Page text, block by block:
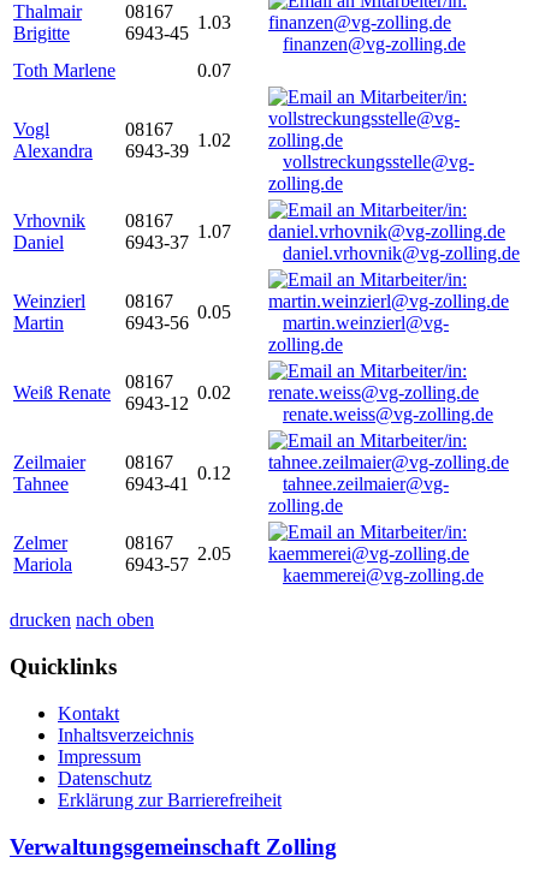
Thalmair
Brigitte
08167
6943-45
1.03
finanzen@vg-zolling.de
Toth Marlene
0.07
Vogl
Alexandra
08167
6943-39
1.02
vollstreckungsstelle@vg-
zolling.de
Vrhovnik
Daniel
08167
6943-37
1.07
daniel.vrhovnik@vg-zolling.de
Weinzierl
Martin
08167
6943-56
0.05
martin.weinzierl@vg-
zolling.de
Weiß Renate
08167
6943-12
0.02
renate.weiss@vg-zolling.de
Zeilmaier
Tahnee
08167
6943-41
0.12
tahnee.zeilmaier@vg-
zolling.de
Zelmer
Mariola
08167
6943-57
2.05
kaemmerei@vg-zolling.de
drucken nach oben
Quicklinks
Kontakt
Inhaltsverzeichnis
Impressum
Datenschutz
Erklärung zur Barrierefreiheit
Verwaltungsgemeinschaft Zolling